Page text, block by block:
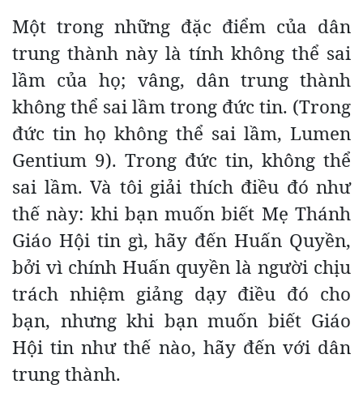
Một trong những đặc điểm của dân
trung thành này là tính không thể sai
lầm của họ; vâng, dân trung thành
không thể sai lầm trong đức tin. (Trong
đức tin họ không thể sai lầm, Lumen
Gentium 9). Trong đức tin, không thể
sai lầm. Và tôi giải thích điều đó như
thế này: khi bạn muốn biết Mẹ Thánh
Giáo Hội tin gì, hãy đến Huấn Quyền,
bởi vì chính Huấn quyền là người chịu
trách nhiệm giảng dạy điều đó cho
bạn, nhưng khi bạn muốn biết Giáo
Hội tin như thế nào, hãy đến với dân
trung thành.